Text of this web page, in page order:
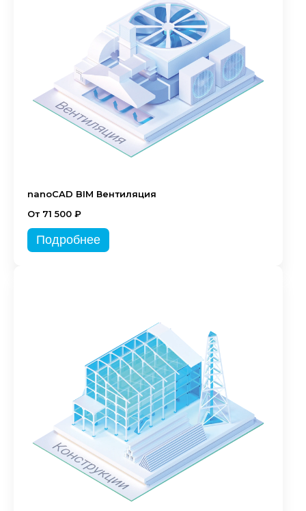
nanoCAD BIM Вентиляция
От 71 500 ₽
Подробнее